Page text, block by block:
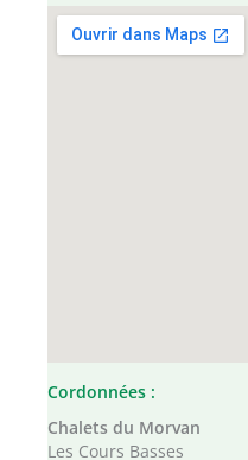
Cordonnées :
Chalets du Morvan
Les Cours Basses